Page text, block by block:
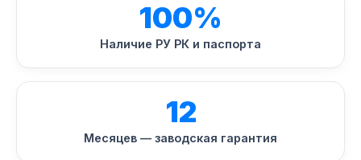
100%
Наличие РУ РК и паспорта
12
Месяцев — заводская гарантия